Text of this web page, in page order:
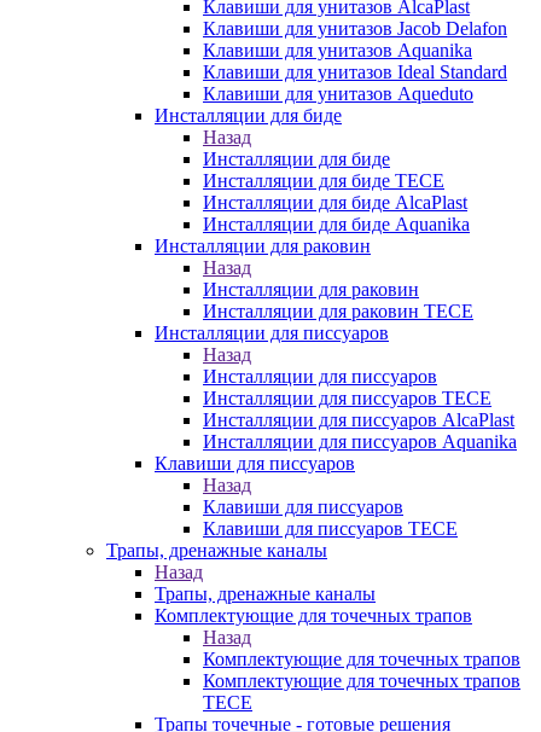
Клавиши для унитазов AlcaPlast
Клавиши для унитазов Jacob Delafon
Клавиши для унитазов Aquanika
Клавиши для унитазов Ideal Standard
Клавиши для унитазов Aqueduto
Инсталляции для биде
Назад
Инсталляции для биде
Инсталляции для биде TECE
Инсталляции для биде AlcaPlast
Инсталляции для биде Aquanika
Инсталляции для раковин
Назад
Инсталляции для раковин
Инсталляции для раковин TECE
Инсталляции для писсуаров
Назад
Инсталляции для писсуаров
Инсталляции для писсуаров TECE
Инсталляции для писсуаров AlcaPlast
Инсталляции для писсуаров Aquanika
Клавиши для писсуаров
Назад
Клавиши для писсуаров
Клавиши для писсуаров TECE
Трапы, дренажные каналы
Назад
Трапы, дренажные каналы
Комплектующие для точечных трапов
Назад
Комплектующие для точечных трапов
Комплектующие для точечных трапов
TECE
Трапы точечные - готовые решения